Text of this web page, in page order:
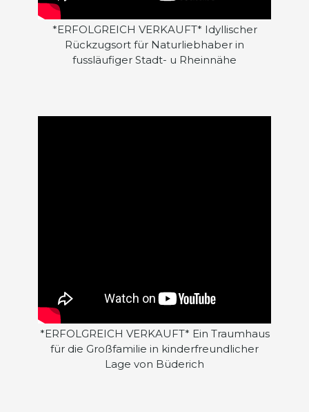
*ERFOLGREICH VERKAUFT* Idyllischer
Rückzugsort für Naturliebhaber in
fussläufiger Stadt- u Rheinnähe
*ERFOLGREICH VERKAUFT* Ein Traumhaus
für die Großfamilie in kinderfreundlicher
Lage von Büderich